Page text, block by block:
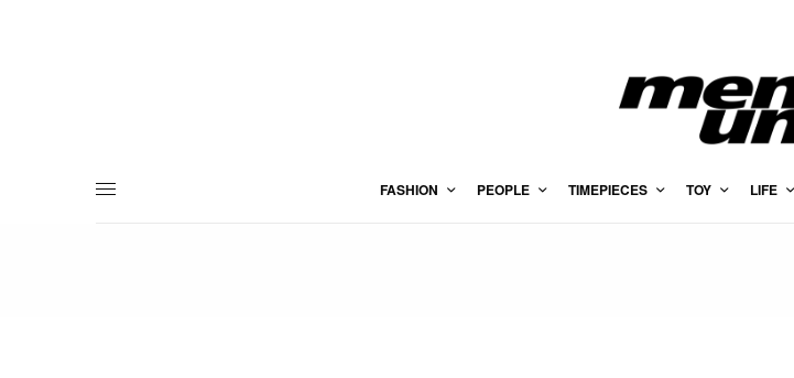
FASHION PEOPLE TIMEPIECES TOY LIFE